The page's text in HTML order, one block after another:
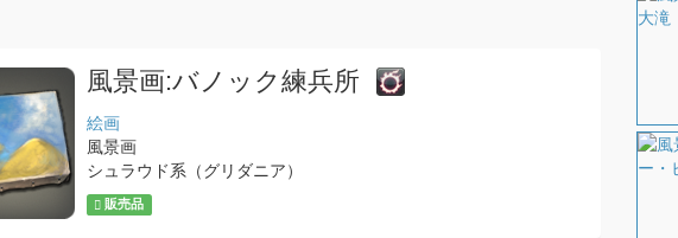
風景画:バノック練兵所
絵画
風景画
シュラウド系（グリダニア）
販売品